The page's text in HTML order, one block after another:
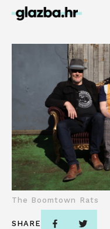
The Boomtown Rats
SHARE